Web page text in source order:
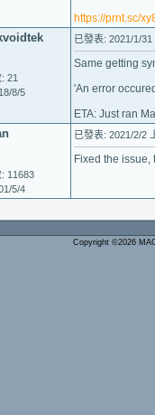
https://prnt.sc/
21
8/5
已發表: 2021/1/
Same getting
'An error
ETA: Just ran
11683
5/4
已發表: 2021/2/2
Fixed the
Copyright ©2026